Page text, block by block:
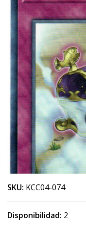
SKU: KCC04-074
Disponibilidad: 2